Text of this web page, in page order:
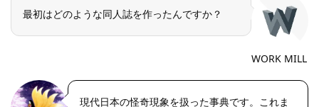
最初はどのような同人誌を作ったんですか？
WORK MILL
現代日本の怪奇現象を扱った事典です。これま